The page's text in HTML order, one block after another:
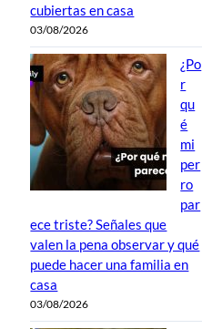
cubiertas en casa
03/08/2026
¿Po
r
qu
é
mi
per
ro
par
ece triste? Señales que
valen la pena observar y qué
puede hacer una familia en
casa
03/08/2026